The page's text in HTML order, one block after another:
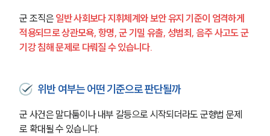
군 조직은 일반 사회보다 지휘체계와 보안 유지 기준이 엄격하게
적용되므로 상관모욕, 항명, 군 기밀 유출, 성범죄, 음주 사고도 군
기강 침해 문제로 다뤄질 수 있습니다.
위반 여부는 어떤 기준으로 판단될까
군 사건은 말다툼이나 내부 갈등으로 시작되더라도 군형법 문제
로 확대될 수 있습니다.